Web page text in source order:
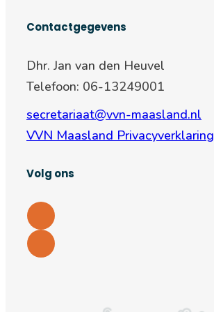
Contactgegevens
Dhr. Jan van den Heuvel
Telefoon: 06-13249001
secretariaat@vvn-maasland.nl
VVN Maasland Privacyverklaring
Volg ons